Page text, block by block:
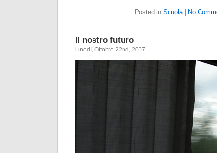
Posted in Scuola| No
Il nostro futuro
lunedì, Ottobre 22nd, 2007